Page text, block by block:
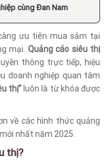
cùng Đan Nam
ưu tiên mua sắm tại
mại. Quảng cáo siêu thị
thông trực tiếp, hiệu
doanh nghiệp quan tâm
thị” luôn là từ khóa được
về các hình thức quảng
nhất năm 2025.
thị?